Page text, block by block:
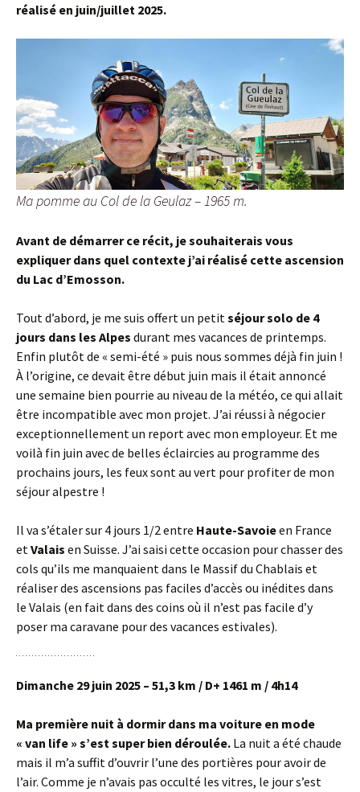
réalisé en juin/juillet 2025.
Ma pomme au Col de la Geulaz – 1965 m.
Avant de démarrer ce récit, je souhaiterais vous
expliquer dans quel contexte j’ai réalisé cette ascension
du Lac d’Emosson.
Tout d’abord, je me suis offert un petitséjour solo de 4
jours dans les Alpes durant mes vacances de printemps.
Enfin plutôt de « semi-été » puis nous sommes déjà fin juin !
À l’origine, ce devait être début juin mais il était annoncé
une semaine bien pourrie au niveau de la météo, ce qui allait
être incompatible avec mon projet. J’ai réussi à négocier
exceptionnellement un report avec mon employeur. Et me
voilà fin juin avec de belles éclaircies au programme des
prochains jours, les feux sont au vert pour profiter de mon
séjour alpestre !
Il va s’étaler sur 4 jours 1/2 entre Haute-Savoieen France
etValais en Suisse. J’ai saisi cette occasion pour chasser des
cols qu’ils me manquaient dans le Massif du Chablais et
réaliser des ascensions pas faciles d’accès ou inédites dans
le Valais (en fait dans des coins où il n’est pas facile d’y
poser ma caravane pour des vacances estivales).
Dimanche 29 juin 2025 – 51,3 km / D+ 1461 m / 4h14
Ma première nuit à dormir dans ma voiture en mode
« van life » s’est super bien déroulée. La nuit a été chaude
mais il m’a suffit d’ouvrir l’une des portières pour avoir de
l’air. Comme je n’avais pas occulté les vitres, le jour s’est